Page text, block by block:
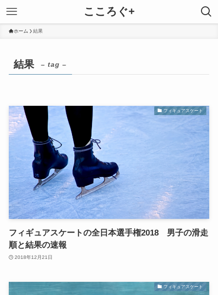
こころぐ+
ホーム 結果
結果 – tag –
フィギュアスケート
フィギュアスケートの全日本選手権2018 男子の滑走
順と結果の速報
2018年12月21日
フィギュアスケート